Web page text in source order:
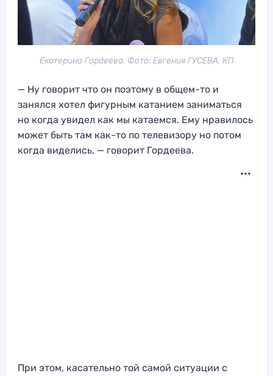
Екатерина Гордеева. Фото: Евгения ГУСЕВА, КП
— Ну говорит что он поэтому в общем-то и
занялся хотел фигурным катанием заниматься
но когда увидел как мы катаемся. Ему нравилось
может быть там как-то по телевизору но потом
когда виделись, — говорит Гордеева.
При этом, касательно той самой ситуации с